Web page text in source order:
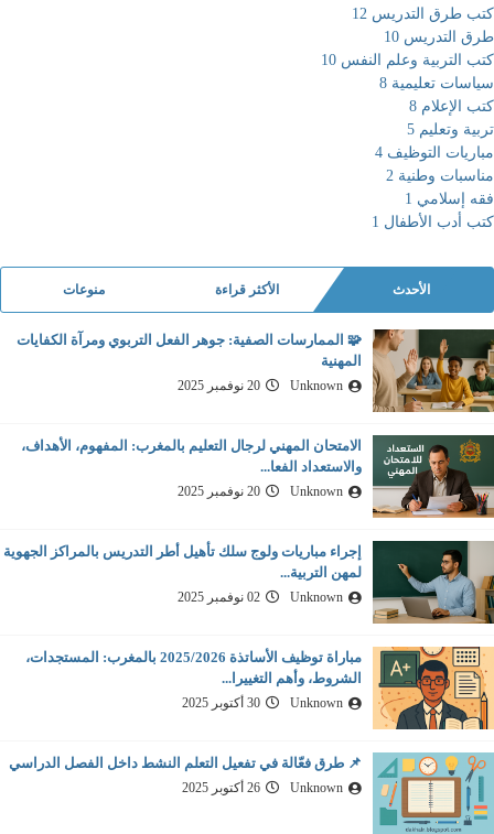
كتب طرق التدريس 12
طرق التدريس 10
كتب التربية وعلم النفس 10
سياسات تعليمية 8
كتب الإعلام 8
تربية وتعليم 5
مباريات التوظيف 4
مناسبات وطنية 2
فقه إسلامي 1
كتب أدب الأطفال 1
الأحدث الأكثر قراءة منوعات
🧩 الممارسات الصفية: جوهر الفعل التربوي ومرآة الكفايات
المهنية
Unknown 20 نوفمبر 2025
الامتحان المهني لرجال التعليم بالمغرب: المفهوم، الأهداف،
والاستعداد الفعا...
Unknown 20 نوفمبر 2025
إجراء مباريات ولوج سلك تأهيل أطر التدريس بالمراكز الجهوية
لمهن التربية...
Unknown 02 نوفمبر 2025
مباراة توظيف الأساتذة 2025/2026 بالمغرب: المستجدات،
الشروط، وأهم التغييرا...
Unknown 30 أكتوبر 2025
📌 طرق فعّالة في تفعيل التعلم النشط داخل الفصل الدراسي
Unknown 26 أكتوبر 2025